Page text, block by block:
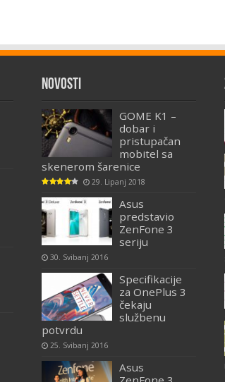
Novosti
GOME K1 –
dobar i
pristupačan
mobitel sa
skenerom šarenice
29. Lipanj 2018
Asus
predstavio
ZenFone 3
seriju
30. Svibanj 2016
Specifikacije
za OnePlus 3
čekaju
službenu
potvrdu
25. Svibanj 2016
Asus